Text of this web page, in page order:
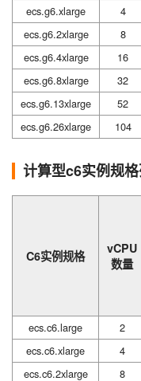
ecs.g6.xlarge
4
ecs.g6.2xlarge
8
ecs.g6.4xlarge
16
ecs.g6.8xlarge
32
ecs.g6.13xlarge
52
ecs.g6.26xlarge
104
计算型c6实例规
C6实例规格
vCPU
数量
ecs.c6.large 2
ecs.c6.xlarge
4
ecs.c6.2xlarge
8